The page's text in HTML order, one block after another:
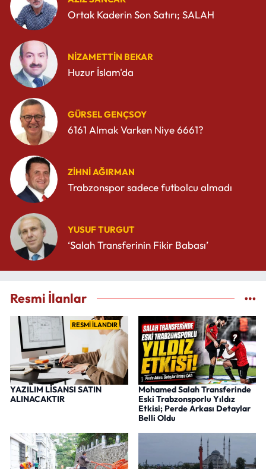
Ortak Kaderin Son Satırı; SALAH
NIZAMETTIN BEKAR
Huzur İslam'da
GÜRSEL GENÇSOY
6161 Almak Varken Niye 6661?
ZIHNI AĞIRMAN
Trabzonspor sadece futbolcu almadı
YUSUF TURGUT
‘Salah Transferinin Fikir Babası’
Resmi İlanlar
RESMİ İLANDIR
YAZILIM LİSANSI SATIN
ALINACAKTIR
Mohamed Salah Transferinde
Eski Trabzonsporlu Yıldız
Etkisi; Perde Arkası Detaylar
Belli Oldu